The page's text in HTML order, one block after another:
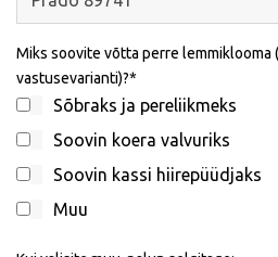
Miks soovite võtta perre lemmiklooma
vastusevarianti)?
Sõbraks ja pereliikmeks
Soovin koera valvuriks
Soovin kassi hiirepüüdjaks
Muu